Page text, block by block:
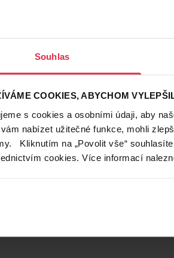
Souhlas
COOKIES, ABYCHOM
s cookies a osobními údaji, aby
nabízet užitečné funkce, mohli
Kliknutím na „Povolit vše“
cookies. Více informací